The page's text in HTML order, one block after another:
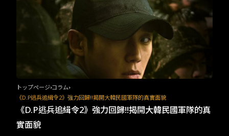
多年的地方走走看看，但卻總因為種種理由而不能成行。某日，他
忽然發覺自己似乎一直在被人跟蹤，不管他走到哪裡，做了什麼事
情，總是無時無刻有目光隨行，這種感覺愈來愈強烈，一股毛骨悚
然的節奏油然而生，讓他更加確信自己要不惜一切代價，堅決逃離
這個他生活了30多年的地方，去尋找他的初戀女友。但他卻發現自
己怎樣也逃不出去。&nbsp;&nbsp; 電影的後勁很強，在欣賞
完電影後讓人反思。若是自己其實跟楚門一樣置身實境秀，在這個
世界裡重複不斷的過著生活並直播給全世界看，會不會起雞皮疙瘩
呢？&nbsp;《樓下的房客》&nbsp; 一部藉由窺視來呈現人性
的影片，改編自台灣小說家九把刀的同名小說，故事發生在一棟老
房租出去，整天嬉皮笑臉的體育老師老張、貪玩好色懶惰的廢柴大
トップページ コラム
《D.P逃兵追緝令2》強力回歸!!揭開大韓民國軍隊的真實面貌
《D.P逃兵追緝令2》強力回歸!!揭開大韓民國軍隊的真
實面貌